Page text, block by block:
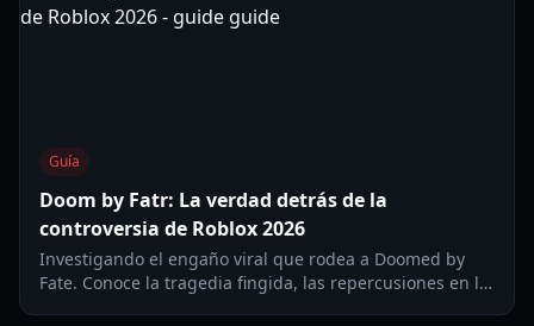
Guía
Doom by Fatr: La verdad detrás de la
controversia de Roblox 2026
Investigando el engaño viral que rodea a Doomed by
Fate. Conoce la tragedia fingida, las repercusiones en la